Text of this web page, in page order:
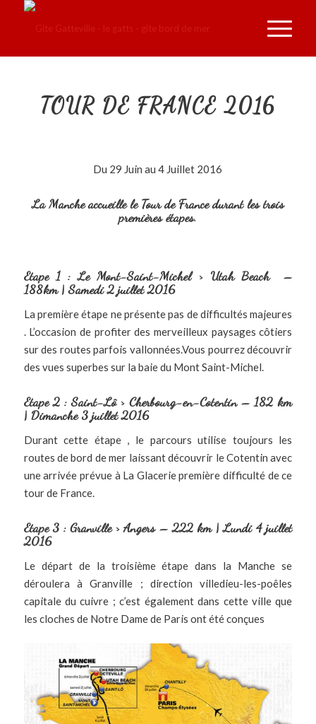
TOUR DE FRANCE 2016
Du 29 Juin au 4 Juillet 2016
La Manche accueille le Tour de France durant les trois
premières étapes.
Etape 1 : Le Mont-Saint-Michel > Utah Beach –
188km | Samedi 2 juillet 2016
La première étape ne présente pas de difficultés majeures
. L’occasion de profiter des merveilleux paysages côtiers
sur des routes parfois vallonnées.Vous pourrez découvrir
des vues superbes sur la baie du Mont Saint-Michel.
Etape 2 : Saint-Lô > Cherbourg-en-Cotentin – 182 km
| Dimanche 3 juillet 2016
Durant cette étape , le parcours utilise toujours les
routes de bord de mer laissant découvrir le Cotentin avec
une arrivée prévue à La Glacerie première difficulté de ce
tour de France.
Etape 3 : Granville > Angers – 222 km | Lundi 4 juillet
2016
Le départ de la troisième étape dans la Manche se
déroulera à Granville ; direction villedieu-les-poêles
capitale du cuivre ; c’est également dans cette ville que
les cloches de Notre Dame de Paris ont été conçues